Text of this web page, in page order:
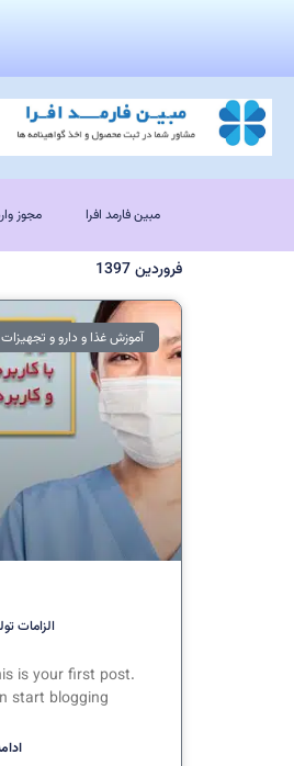
مبین فارمد افرا مجوز
فروردین 1397
آموزش غذا و دارو و تجهیزات
الزامات
is your first post.
start blogging!